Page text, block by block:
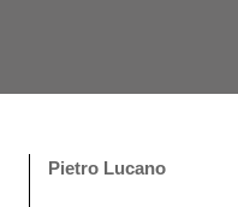
Pietro Lucano